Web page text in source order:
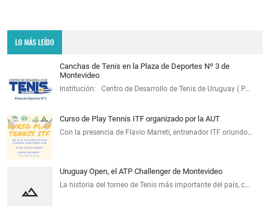
LO MÁS LEÍDO
Canchas de Tenis en la Plaza de Deportes Nº 3 de
Montevideo
Institución: Centro de Desarrollo de Tenis de Uruguay ( P…
Curso de Play Tennis ITF organizado por la AUT
Con la presencia de Flavio Marreti, entrenador ITF oriundo…
Uruguay Open, el ATP Challenger de Montevideo
La historia del torneo de Tenis más importante del país, c…